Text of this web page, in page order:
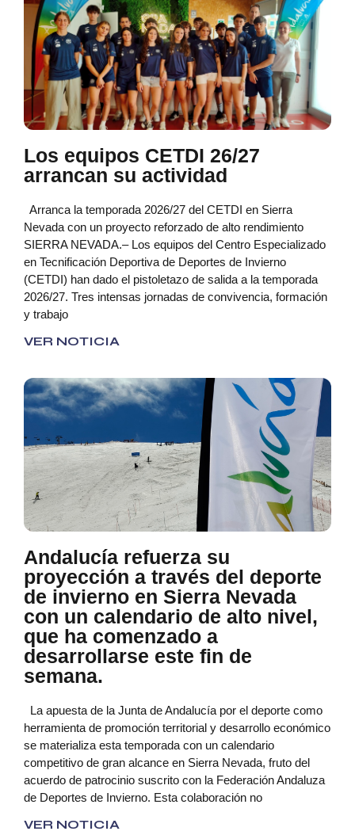
Los equipos CETDI 26/27
arrancan su actividad
Arranca la temporada 2026/27 del CETDI en Sierra
Nevada con un proyecto reforzado de alto rendimiento
SIERRA NEVADA.– Los equipos del Centro Especializado
en Tecnificación Deportiva de Deportes de Invierno
(CETDI) han dado el pistoletazo de salida a la temporada
2026/27. Tres intensas jornadas de convivencia, formación
y trabajo
VER NOTICIA
Andalucía refuerza su
proyección a través del deporte
de invierno en Sierra Nevada
con un calendario de alto nivel,
que ha comenzado a
desarrollarse este fin de
semana.
La apuesta de la Junta de Andalucía por el deporte como
herramienta de promoción territorial y desarrollo económico
se materializa esta temporada con un calendario
competitivo de gran alcance en Sierra Nevada, fruto del
acuerdo de patrocinio suscrito con la Federación Andaluza
de Deportes de Invierno. Esta colaboración no
VER NOTICIA